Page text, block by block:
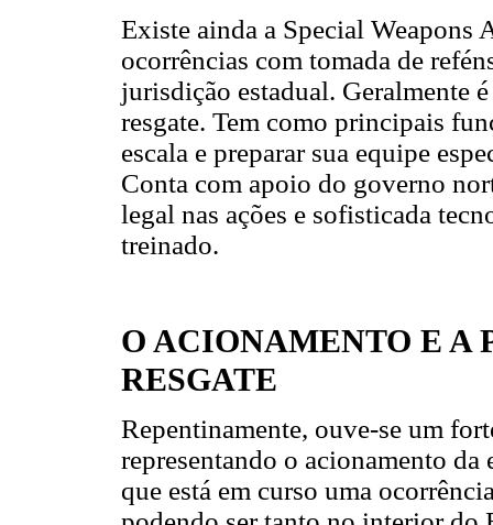
Existe ainda a Special Weapons
ocorrências com tomada de
jurisdição estadual. Geralmente
resgate. Tem como principais
escala e preparar sua equipe
Conta com apoio do governo
legal nas ações e sofisticada
treinado.
O ACIONAMENTO E A
RESGATE
Repentinamente, ouve-se um
representando o acionamento
que está em curso uma